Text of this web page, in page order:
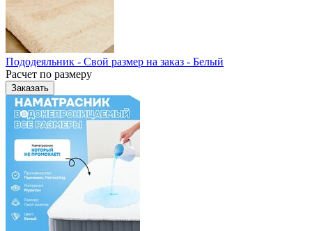
Пододеяльник - Свой размер на заказ - Белый
Расчет по размеру
Заказать